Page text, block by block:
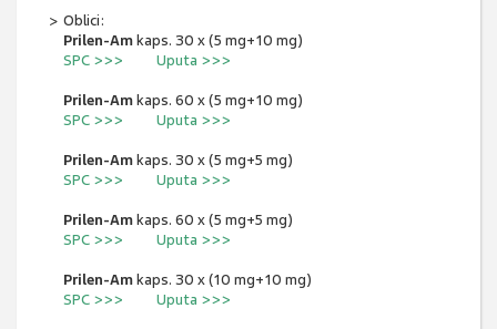
Oblici:
Prilen-Amkaps. 30 x (5 mg+10 mg)
SPC >>>
Uputa >>>
Prilen-Amkaps. 60 x (5 mg+10 mg)
SPC >>>
Uputa >>>
Prilen-Amkaps. 30 x (5 mg+5 mg)
SPC >>>
Uputa >>>
Prilen-Amkaps. 60 x (5 mg+5 mg)
SPC >>>
Uputa >>>
Prilen-Amkaps. 30 x (10 mg+10 mg)
SPC >>>
Uputa >>>